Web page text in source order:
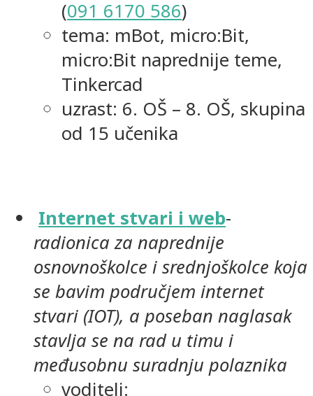
(091 6170 586)
tema: mBot, micro:Bit,
micro:Bit naprednije teme,
Tinkercad
uzrast: 6. OŠ – 8. OŠ, skupina
od 15 učenika
Internet stvari i web-
radionica za naprednije
osnovnoškolce i srednjoškolce koja
se bavim područjem internet
stvari (IOT), a poseban naglasak
stavlja se na rad u timu i
međusobnu suradnju polaznika
voditelj: